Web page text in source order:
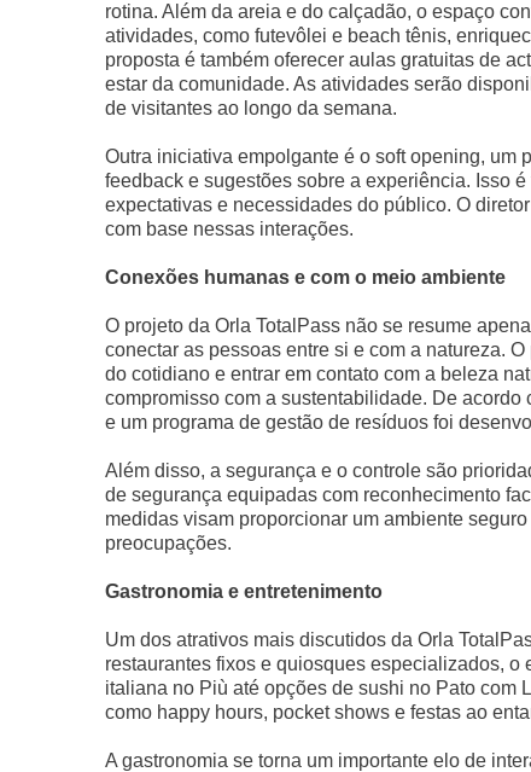
rotina. Além da areia e do calçadão, o espaço
atividades, como futevôlei e beach tênis,
proposta é também oferecer aulas gratuitas de
estar da comunidade. As atividades serão
de visitantes ao longo da semana.
Outra iniciativa empolgante é o soft opening, um
feedback e sugestões sobre a experiência. Isso
expectativas e necessidades do público. O
com base nessas interações.
Conexões humanas e com o meio ambiente
O projeto da Orla TotalPass não se resume
conectar as pessoas entre si e com a natureza.
do cotidiano e entrar em contato com a beleza
compromisso com a sustentabilidade. De
e um programa de gestão de resíduos foi
Além disso, a segurança e o controle são
de segurança equipadas com reconhecimento
medidas visam proporcionar um ambiente
preocupações.
Gastronomia e entretenimento
Um dos atrativos mais discutidos da Orla
restaurantes fixos e quiosques especializados,
italiana no Più até opções de sushi no Pato com
como happy hours, pocket shows e festas ao
A gastronomia se torna um importante elo de